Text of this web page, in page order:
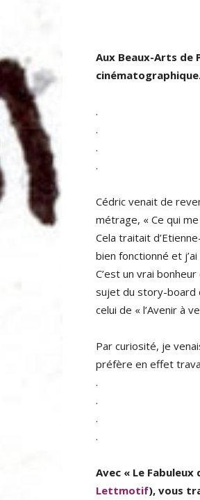
Aux Beaux-Arts de
.
.
.
.
Cédric venait de
métrage, « Ce qui
Cela traitait
bien fonctionné et
C’est un vrai
sujet du story-board
celui de « l’Avenir à
Par curiosité, je
préfère en effet
.
.
.
.
Avec « Le Fabuleux
Lettmotif), vous